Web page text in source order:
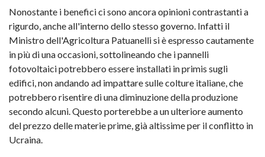
Nonostante i benefici ci sono ancora opinioni contrastanti a
rigurdo, anche all'interno dello stesso governo. Infatti il
Ministro dell'Agricoltura Patuanelli si è espresso cautamente
in più di una occasioni, sottolineando che i pannelli
fotovoltaici potrebbero essere installati in primis sugli
edifici, non andando ad impattare sulle colture italiane, che
potrebbero risentire di una diminuzione della produzione
secondo alcuni. Questo porterebbe a un ulteriore aumento
del prezzo delle materie prime, già altissime per il conflitto in
Ucraina.